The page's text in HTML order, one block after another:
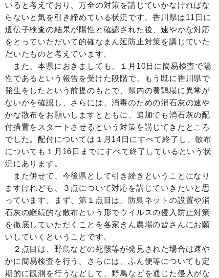
いると考えており、万全の対策を講じていかなければな
らないと気を引き締めている状況です。香川県は11日に
遺伝子検査の結果が陽性と確認された後、速やかな対応
をとっていただいて的確なまん延防止対策を講じていた
だいたものと考えています。
また、本県におきましても、１月10日に簡易検査で陽
性であるという報告を受けた段階で、もう既に香川県で
発生をしたという前提のもとで、県内の養鶏場に異常が
ないかを確認し、さらには、消毒のための消石灰の速や
かな散布をお願いしますとともに、追加でも消石灰の配
付措置をスタートさせるという対策を講じてきたところ
でした。配付については１月14日にすべて終了し、散布
についても１月16日までにすべて終了しているという状
況にあります。
また併せて、今後県として引き続きということになり
ますけれども、３点について対応を講じていきたいと思
っています。まず、第１点目は、防鳥ネットの設置や消
石灰の継続的な散布という形でウイルスの侵入防止対策
を徹底していただくことを各家きん農場の皆さんにお願
いしていくということです。
２点目は、野鳥などの死骸等が発見された場合は速や
かに簡易検査を行う。さらには、ふん便等についても定
期的に観測を行うなどして、野鳥などを通じた侵入がな